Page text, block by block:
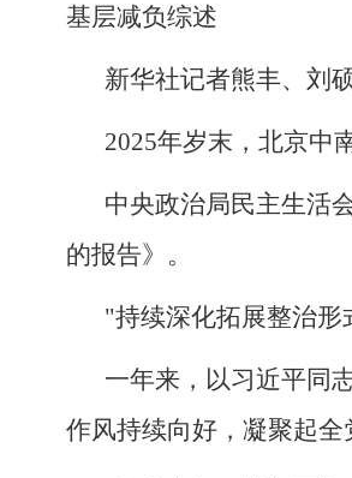
基层减负综述
新华社记者熊丰、刘
2025年岁末，北京中
中央政治局民主生活
的报告》。
"持续深化拓展整治
一年来，以习近平同
作风持续向好，凝聚起